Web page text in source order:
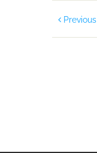
Previous